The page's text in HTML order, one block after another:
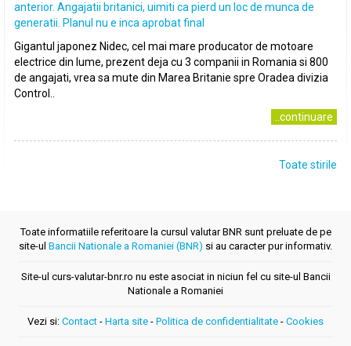
anterior. Angajatii britanici, uimiti ca pierd un loc de munca de
generatii. Planul nu e inca aprobat final
Gigantul japonez Nidec, cel mai mare producator de motoare
electrice din lume, prezent deja cu 3 companii in Romania si 800
de angajati, vrea sa mute din Marea Britanie spre Oradea divizia
Control..
..continuare
Toate stirile
Toate informatiile referitoare la cursul valutar BNR sunt preluate de pe
site-ul Bancii Nationale a Romaniei (BNR) si au caracter pur informativ.
Site-ul curs-valutar-bnr.ro nu este asociat in niciun fel cu site-ul Bancii
Nationale a Romaniei
Vezi si: Contact - Harta site - Politica de confidentialitate - Cookies